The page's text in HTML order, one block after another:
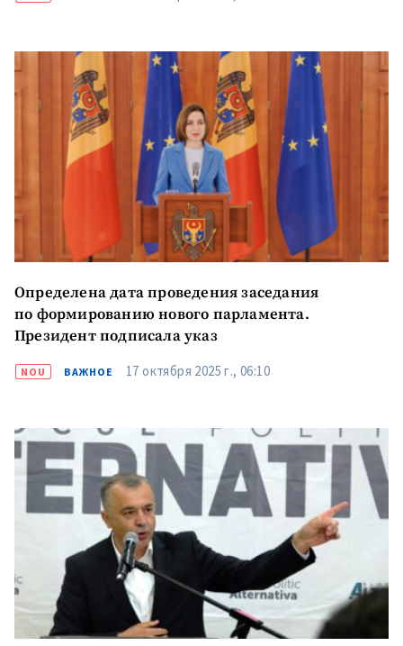
în Română in English
Определена дата проведения заседания
по формированию нового парламента.
Президент подписала указ
NOU ВАЖНОЕ 17 октября 2025 г., 06:10